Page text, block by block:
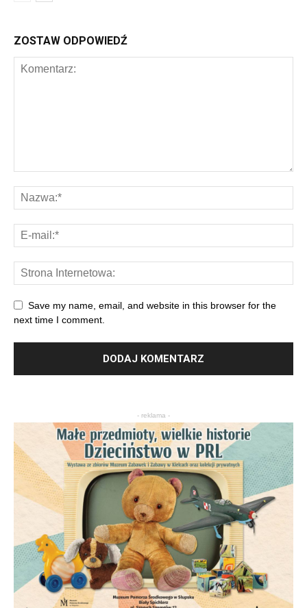
ZOSTAW ODPOWIEDŹ
Save my name, email, and website in this browser for the
next time I comment.
- reklama -